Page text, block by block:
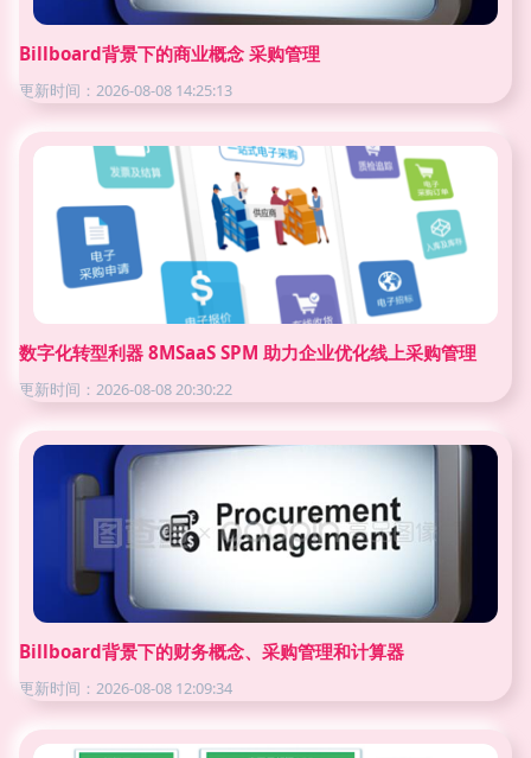
Billboard背景下的商业概念 采购管理
更新时间：2026-08-08 14:25:13
数字化转型利器 8MSaaS SPM 助力企业优化线上采购管理
更新时间：2026-08-08 20:30:22
Billboard背景下的财务概念、采购管理和计算器
更新时间：2026-08-08 12:09:34